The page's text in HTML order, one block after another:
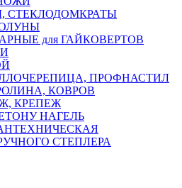
СТЕКЛОДОМКРАТЫ
для ГАЙКОВЕРТОВ
ПРОФНАСТИЛ
КОВРОВ
КРЕПЕЖ
НАГЕЛЬ
СТЕПЛЕРА